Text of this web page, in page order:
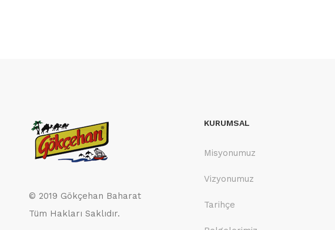
© 2019 Gökçehan Baharat
Tüm Hakları Saklıdır.
KURUMSAL
Misyonumuz
Vizyonumuz
Tarihçe